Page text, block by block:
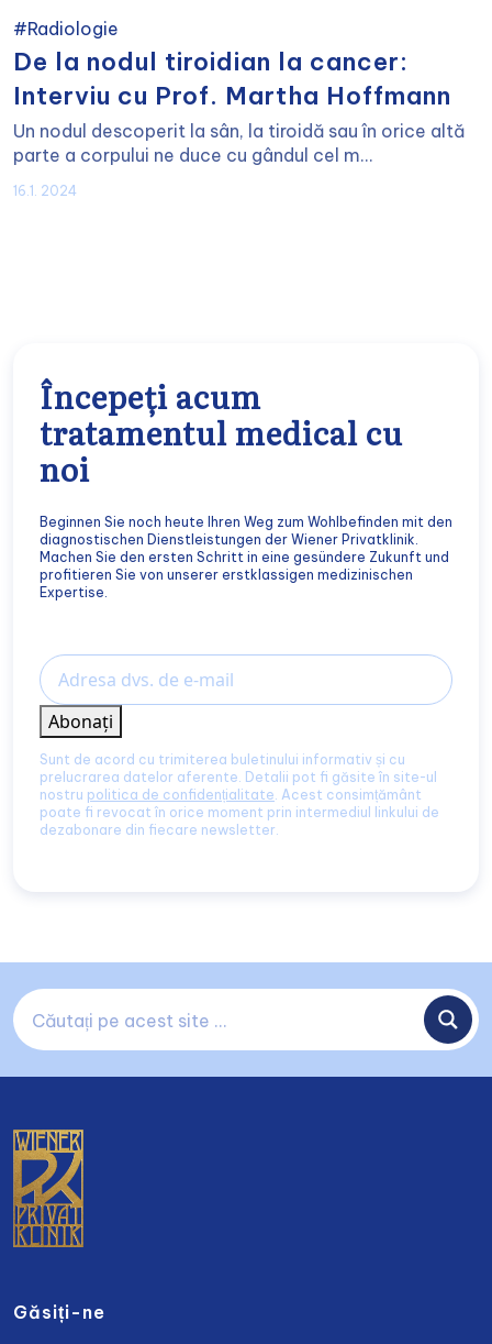
#Radiologie
De la nodul tiroidian la cancer:
Interviu cu Prof. Martha Hoffmann
Un nodul descoperit la sân, la tiroidă sau în orice altă
parte a corpului ne duce cu gândul cel m...
16.1. 2024
Începeți acum
tratamentul medical cu
noi
Beginnen Sie noch heute Ihren Weg zum Wohlbefinden mit den
diagnostischen Dienstleistungen der Wiener Privatklinik.
Machen Sie den ersten Schritt in eine gesündere Zukunft und
profitieren Sie von unserer erstklassigen medizinischen
Expertise.
Email
Abonați
Sunt de acord cu trimiterea buletinului informativ și cu
prelucrarea datelor aferente. Detalii pot fi găsite în site-ul
nostru politica de confidențialitate. Acest consimțământ
poate fi revocat în orice moment prin intermediul linkului de
dezabonare din fiecare newsletter.
Găsiți-ne